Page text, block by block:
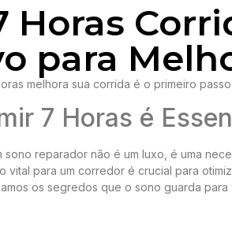
Horas
para
melhora sua corrida é o primeiro
7 Horas é
sono reparador não é um luxo, é uma
vital para um corredor é crucial para
os segredos que o sono guarda para